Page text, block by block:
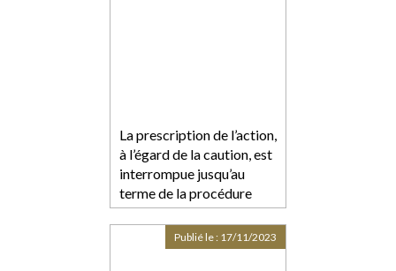
La prescription de l’action,
à l’égard de la caution, est
interrompue jusqu’au
terme de la procédure
collective
Publié le : 17/11/2023